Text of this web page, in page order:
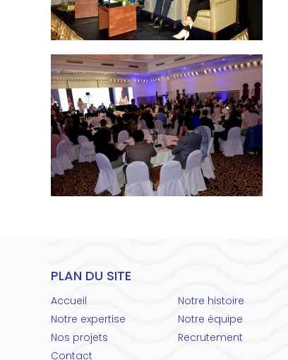
PLAN DU SITE
Accueil Notre histoire
Notre expertise
Notre équipe
Nos projets
Recrutement
Contact